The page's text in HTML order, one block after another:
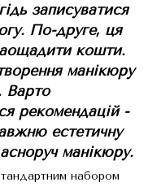
записуватися
По-друге, ця
кошти.
манікюру
Варто
рекомендацій -
естетичну
манікюру.
набором